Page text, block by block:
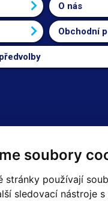
soubory
stránky používají
sledovací nástroje s
O nás
Obchodní
+420 605 234 204
oddělení